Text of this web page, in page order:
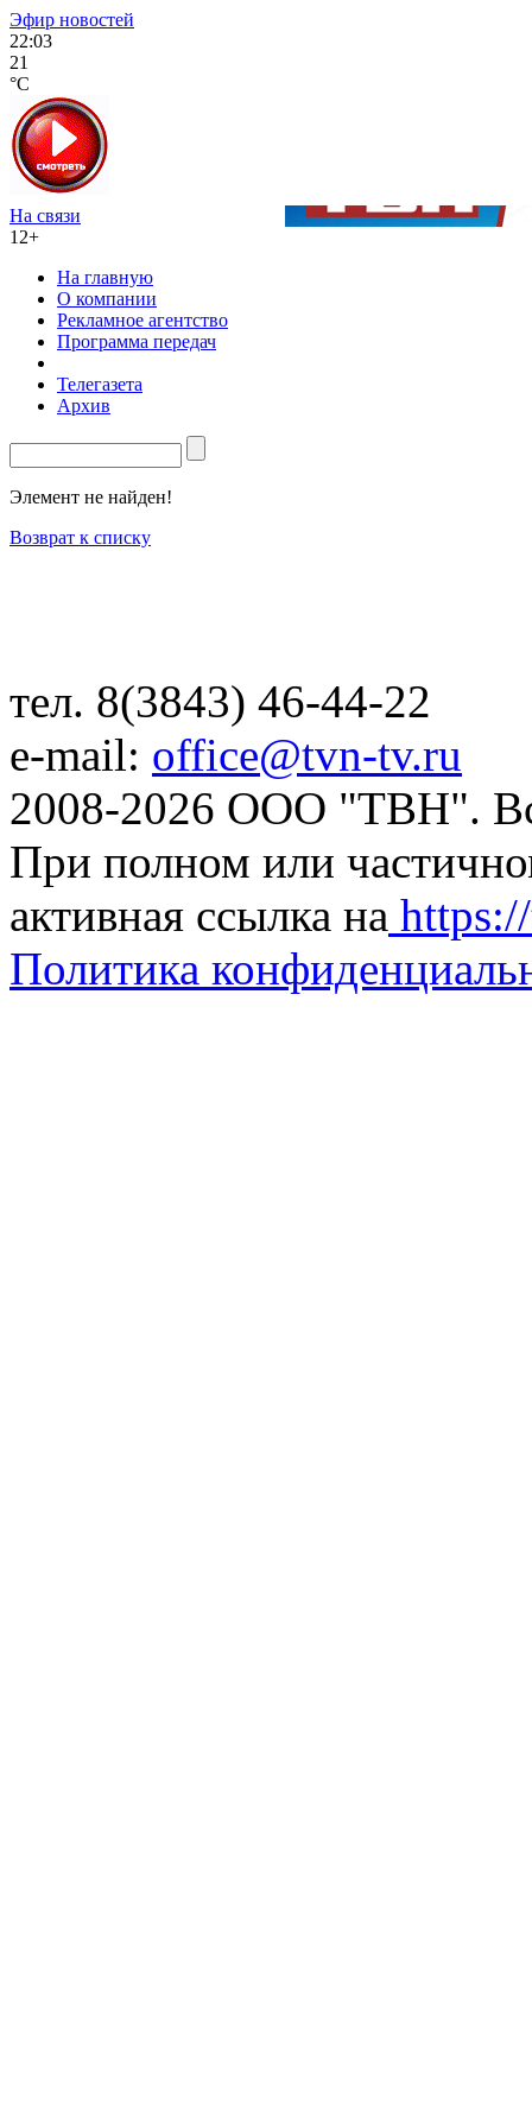
Эфир новостей
22:03
21
°C
На связи
12+
На главную
О компании
Рекламное агентство
Программа передач
Телегазета
Архив
Элемент не найден!
Возврат к списку
тел. 8(3843) 46-44-22
e-mail: office@tvn-tv.ru
2008-2026 ООО "ТВН".
При полном или
активная ссылка на
Политика